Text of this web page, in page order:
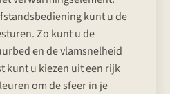
kunt u de
Zo kunt u de
en de vlamsnelheid
kunt u kiezen uit een rijk
om de sfeer in je